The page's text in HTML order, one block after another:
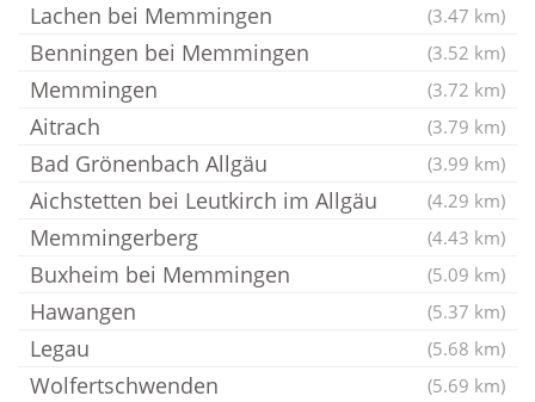
Lachen bei Memmingen (3.47 km)
Benningen bei Memmingen (3.52 km)
Memmingen (3.72 km)
Aitrach (3.79 km)
Bad Grönenbach Allgäu (3.99 km)
Aichstetten bei Leutkirch im Allgäu (4.29 km)
Memmingerberg (4.43 km)
Buxheim bei Memmingen (5.09 km)
Hawangen (5.37 km)
Legau (5.68 km)
Wolfertschwenden (5.69 km)